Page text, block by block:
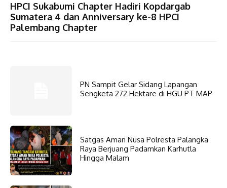
HPCI Sukabumi Chapter Hadiri Kopdargab
Sumatera 4 dan Anniversary ke-8 HPCI
Palembang Chapter
PN Sampit Gelar Sidang Lapangan
Sengketa 272 Hektare di HGU PT MAP
Satgas Aman Nusa Polresta Palangka
Raya Berjuang Padamkan Karhutla
Hingga Malam